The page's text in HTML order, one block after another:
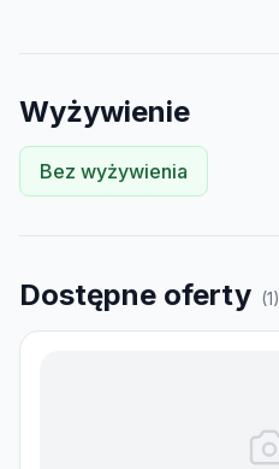
Wyżywienie
Bez wyżywienia
Dostępne oferty (1)